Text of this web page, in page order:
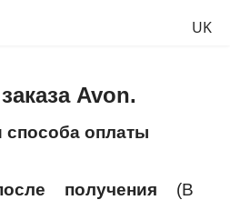
UK
Avon.
оплаты
получения (В